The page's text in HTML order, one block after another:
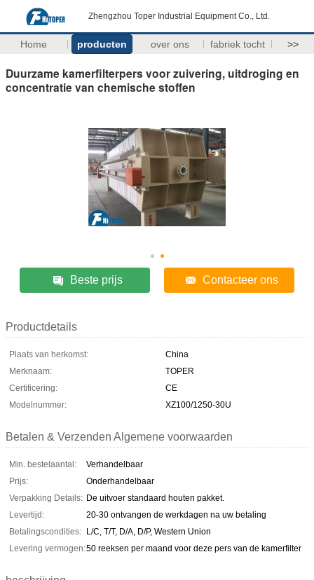
Zhengzhou Toper Industrial Equipment Co., Ltd.
Home producten over ons fabriek tocht >>
Duurzame kamerfilterpers voor zuivering, uitdroging en
concentratie van chemische stoffen
Beste prijs Contacteer ons
Productdetails
Plaats van herkomst:
China
Merknaam:
TOPER
Certificering:
CE
Modelnummer:
XZ100/1250-30U
Betalen & Verzenden Algemene voorwaarden
Min. bestelaantal:
Verhandelbaar
Prijs:
Onderhandelbaar
Verpakking Details: De uitvoer standaard houten pakket.
Levertijd:
20-30 ontvangen de werkdagen na uw betaling
Betalingscondities: L/C, T/T, D/A, D/P, Western Union
Levering vermogen:50 reeksen per maand voor deze pers van de kamerfilter